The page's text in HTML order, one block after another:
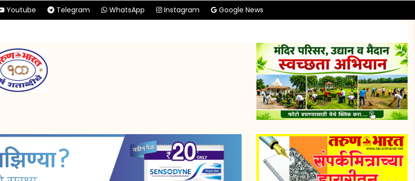
Youtube Telegram WhatsApp Instagram Google News